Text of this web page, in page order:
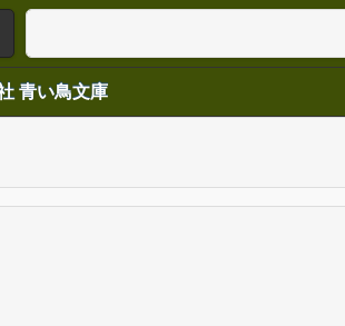
青い鳥文庫